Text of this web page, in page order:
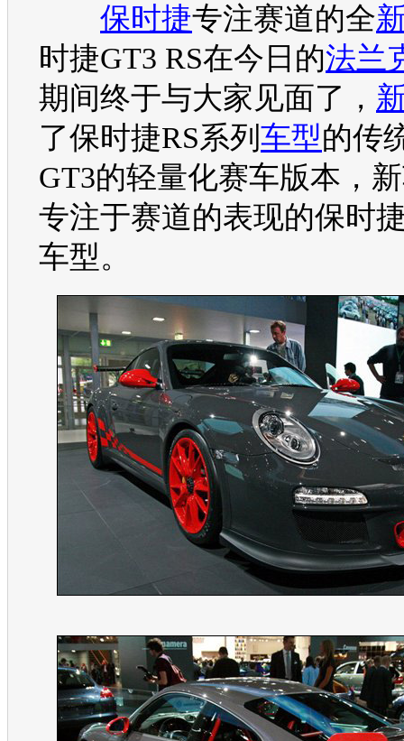
保时捷专注赛道的全
时捷GT3 RS在今日的法兰
期间终于与大家见面了，
了保时捷RS系列 车型的传
GT3的轻量化赛车版本，
专注于赛道的表现的保时
车型。